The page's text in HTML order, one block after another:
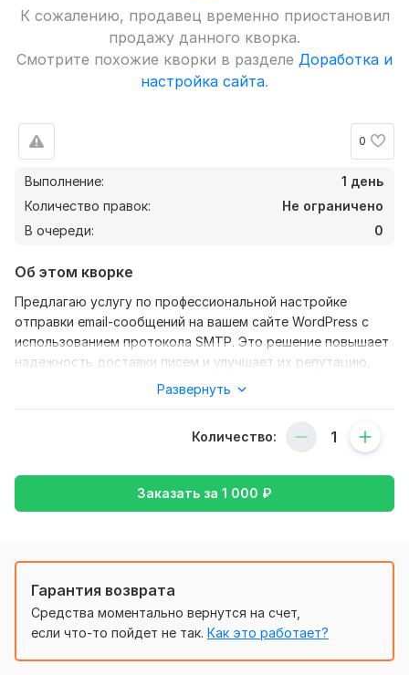
К сожалению, продавец временно приостановил
продажу данного кворка.
Смотрите похожие кворки в разделе Доработка и
настройка сайта.
0
Выполнение:
1 день
Количество правок:
Не ограничено
В очереди:
0
Об этом кворке
Предлагаю услугу по профессиональной настройке
отправки email-сообщений на вашем сайте WordPress с
использованием протокола SMTP. Это решение повышает
надежность доставки писем и улучшает их репутацию,
что особенно важно для взаимодействия с клиентами и
подписчиками. Если ваш хостинг не поддерживает
папку «Спам», настройка SMTP поможет устранить эти
Преимущества настройки:
· Поддержка популярных почтовых сервисов (Google,
Yahoo, Outlook и др.).
Нужно для заказа:
Развернуть
Количество:
Заказать за 1 000 ₽
Гарантия возврата
Средства моментально вернутся на счет,
если что-то пойдет не так. Как это работает?